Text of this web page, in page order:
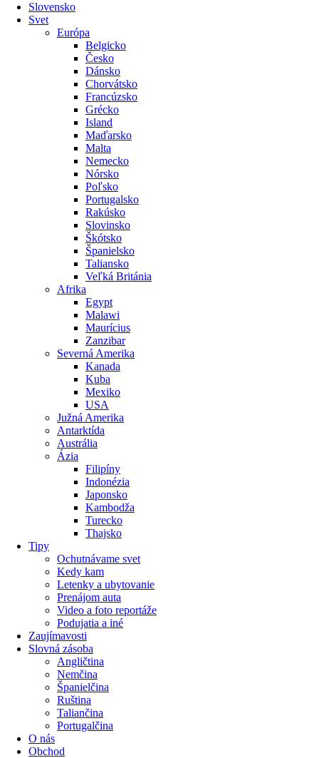
Slovensko
Svet
Európa
Belgicko
Česko
Dánsko
Chorvátsko
Francúzsko
Grécko
Island
Maďarsko
Malta
Nemecko
Nórsko
Poľsko
Portugalsko
Rakúsko
Slovinsko
Škótsko
Španielsko
Taliansko
Veľká Británia
Afrika
Egypt
Malawi
Maurícius
Zanzibar
Severná Amerika
Kanada
Kuba
Mexiko
USA
Južná Amerika
Antarktída
Austrália
Ázia
Filipíny
Indonézia
Japonsko
Kambodža
Turecko
Thajsko
Tipy
Ochutnávame svet
Kedy kam
Letenky a ubytovanie
Prenájom auta
Video a foto reportáže
Podujatia a iné
Zaujímavosti
Slovná zásoba
Angličtina
Nemčina
Španielčina
Ruština
Taliančina
Portugalčina
O nás
Obchod